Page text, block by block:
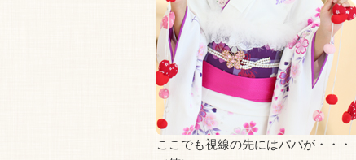
ここでも視線の先にはパパが・・・